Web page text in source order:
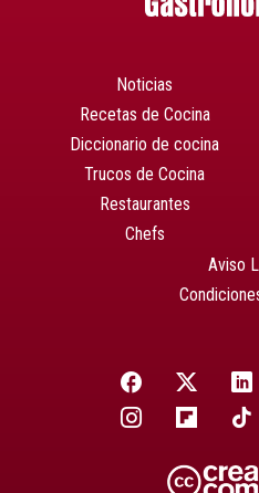
Noticias
Recetas de Cocina
Diccionario de cocina
Trucos de Cocina
Restaurantes
Chefs
Aviso